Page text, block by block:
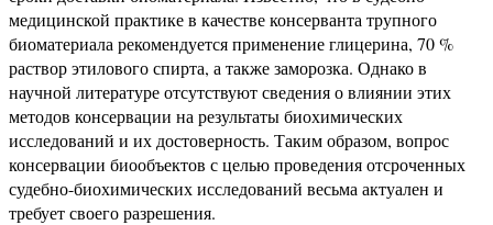
медицинской практике в качестве консерванта трупного
биоматериала рекомендуется применение глицерина, 70 %
раствор этилового спирта, а также заморозка. Однако в
научной литературе отсутствуют сведения о влиянии этих
методов консервации на результаты биохимических
исследований и их достоверность. Таким образом, вопрос
консервации биообъектов с целью проведения отсроченных
судебно-биохимических исследований весьма актуален и
требует своего разрешения.